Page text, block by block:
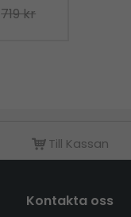
719 kr
Till Kassan
Kontakta oss